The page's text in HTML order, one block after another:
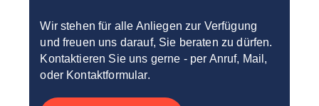
Wir stehen für alle Anliegen zur Verfügung
und freuen uns darauf, Sie beraten zu dürfen.
Kontaktieren Sie uns gerne - per Anruf, Mail,
oder Kontaktformular.